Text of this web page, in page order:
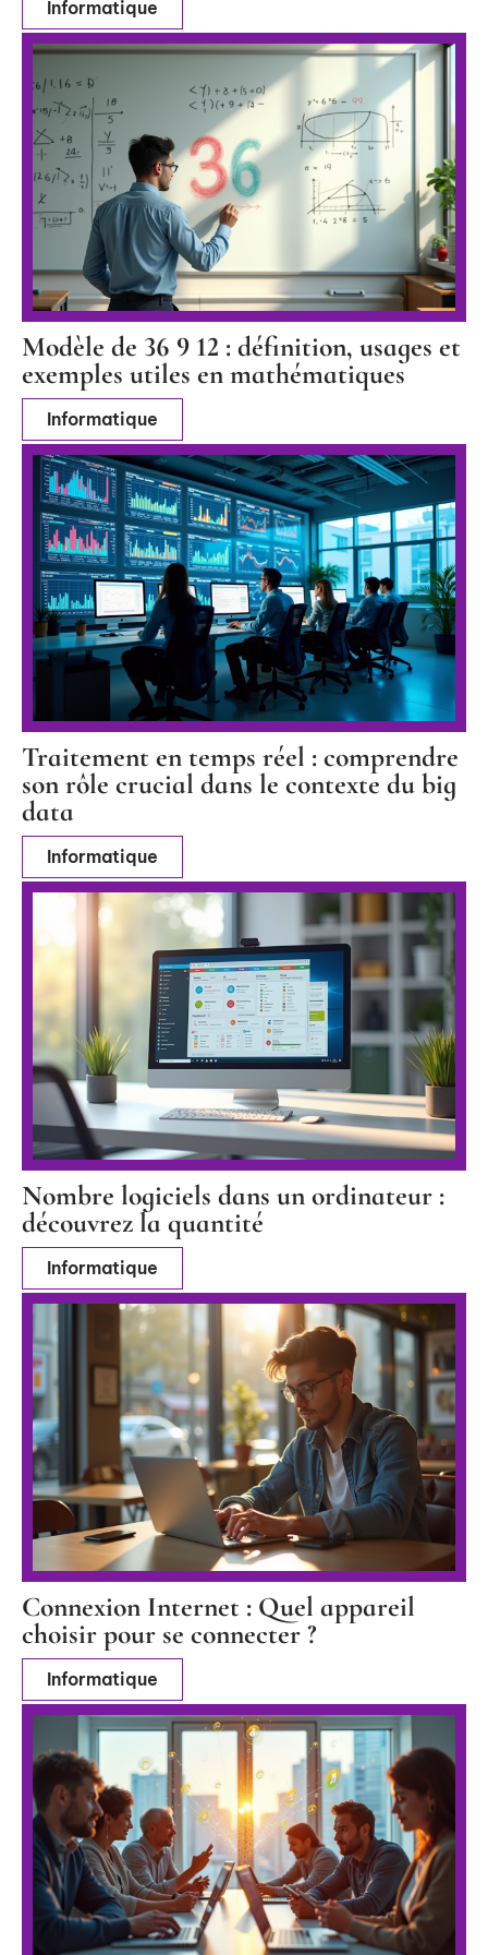
Informatique
Modèle de 36 9 12 : définition, usages et
exemples utiles en mathématiques
Informatique
Traitement en temps réel : comprendre
son rôle crucial dans le contexte du big
data
Informatique
Nombre logiciels dans un ordinateur :
découvrez la quantité
Informatique
Connexion Internet : Quel appareil
choisir pour se connecter ?
Informatique